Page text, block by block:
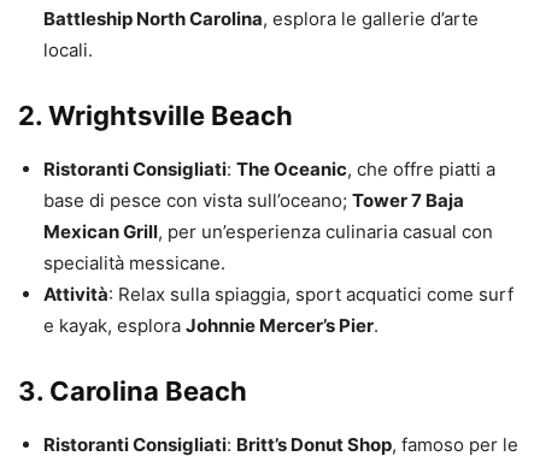
Battleship North Carolina, esplora le gallerie d’arte
locali.
2. Wrightsville Beach
Ristoranti Consigliati: The Oceanic, che offre piatti a
base di pesce con vista sull’oceano; Tower 7 Baja
Mexican Grill, per un’esperienza culinaria casual con
specialità messicane.
Attività: Relax sulla spiaggia, sport acquatici come surf
e kayak, esplora Johnnie Mercer’s Pier.
3. Carolina Beach
Ristoranti Consigliati: Britt’s Donut Shop, famoso per le